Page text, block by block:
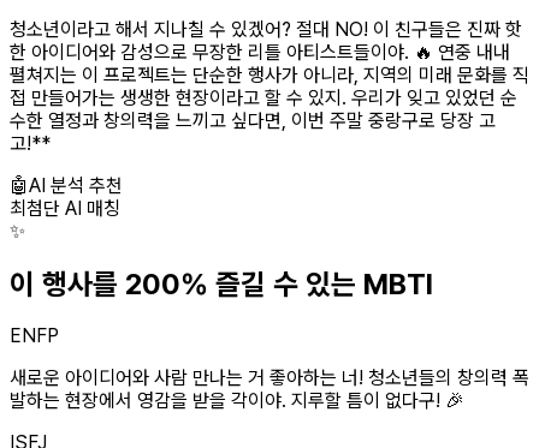
청소년이라고 해서 지나칠 수 있겠어? 절대 NO! 이 친구들은 진짜 핫
한 아이디어와 감성으로 무장한 리틀 아티스트들이야. 🔥 연중 내내
펼쳐지는 이 프로젝트는 단순한 행사가 아니라, 지역의 미래 문화를 직
접 만들어가는 생생한 현장이라고 할 수 있지. 우리가 잊고 있었던 순
수한 열정과 창의력을 느끼고 싶다면, 이번 주말 중랑구로 당장 고
고!**
🤖AI 분석 추천
최첨단 AI 매칭
✨
이 행사를 200% 즐길 수 있는 MBTI
ENFP
새로운 아이디어와 사람 만나는 거 좋아하는 너! 청소년들의 창의력 폭
발하는 현장에서 영감을 받을 각이야. 지루할 틈이 없다구! 🎉
ISFJ